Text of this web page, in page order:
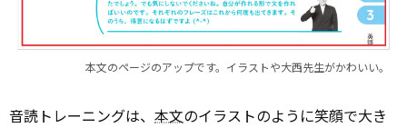
本文のページのアップです。イラストや大西先生がかわいい。
音読トレーニングは、 本文のイラストのように笑顔で大き